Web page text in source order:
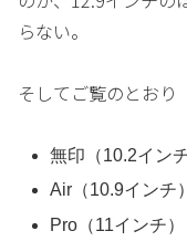
らない。
そしてご覧のとおり
無印（10.2インチ
Air（10.9インチ）
Pro（11インチ）